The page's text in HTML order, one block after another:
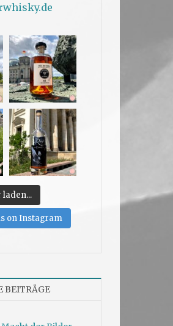
laden...
on Instagram
BEITRÄGE